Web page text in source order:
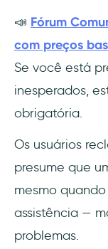
📣 Fórum
com preços
Se você está
inesperados,
obrigatória.
Os usuários
presume que
mesmo
assistência —
problemas.